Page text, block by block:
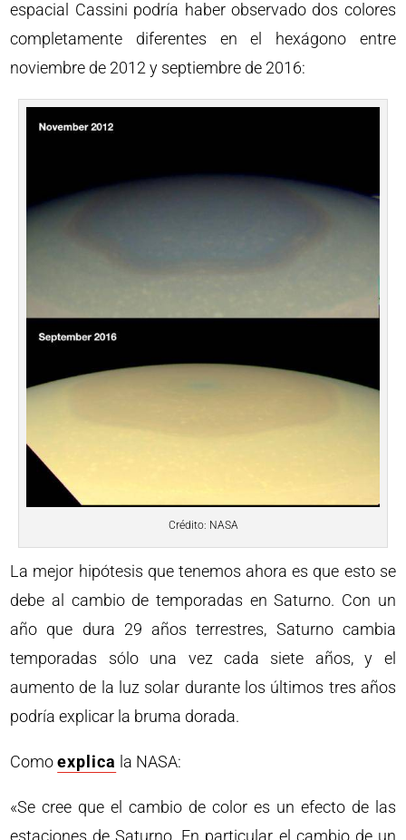
espacial Cassini podría haber observado dos colores
completamente diferentes en el hexágono entre
noviembre de 2012 y septiembre de 2016:
Crédito: NASA
La mejor hipótesis que tenemos ahora es que esto se
debe al cambio de temporadas en Saturno. Con un
año que dura 29 años terrestres, Saturno cambia
temporadas sólo una vez cada siete años, y el
aumento de la luz solar durante los últimos tres años
podría explicar la bruma dorada.
Comoexplica la NASA:
«Se cree que el cambio de color es un efecto de las
estaciones de Saturno. En particular, el cambio de un